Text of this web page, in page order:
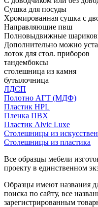
Сушка для посуды
Хромированная сушка с
Направляющие пвш
Полновыдвижные
Дополнительно можно
лоток для стол. приборов
тандембоксы
столешница из камня
бутылочница
ЛДСП
Полотно АГТ (МДФ)
Пластик HPL
Пленка ПВХ
Пластик Alvic Luxe
Столешницы из
Столешницы из пластика
Все образцы мебели
проекту в единственном
Образцы имеют названия
поиска по сайту, все
зарегистрированным